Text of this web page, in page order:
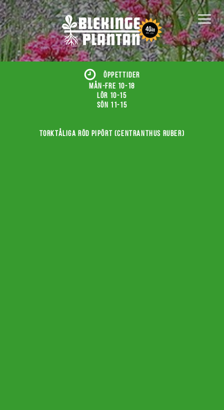
ÖPPETTIDER
Mån-fre 10-18
Lör 10-15
Sön 11-15
Torktåliga röd pipört (Centranthus ruber)